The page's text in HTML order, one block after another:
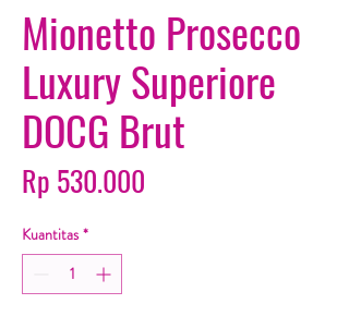
Mionetto Prosecco
Luxury Superiore
DOCG Brut
Rp 530.000
Kuantitas *